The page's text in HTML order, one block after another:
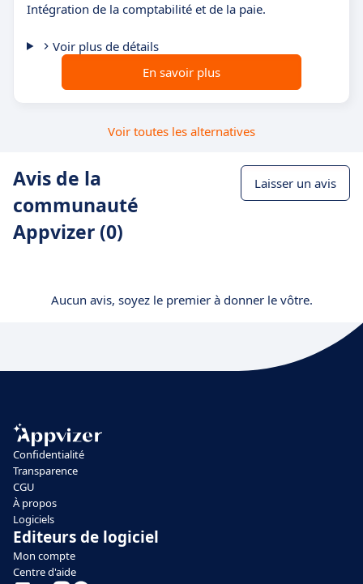
Intégration de la comptabilité et de la paie.
Voir plus de détails
En savoir plus
Voir toutes les alternatives
Avis de la
communauté
Appvizer (0)
Laisser un avis
Aucun avis, soyez le premier à donner le vôtre.
Confidentialité
Transparence
CGU
À propos
Logiciels
Editeurs de logiciel
Mon compte
Centre d'aide